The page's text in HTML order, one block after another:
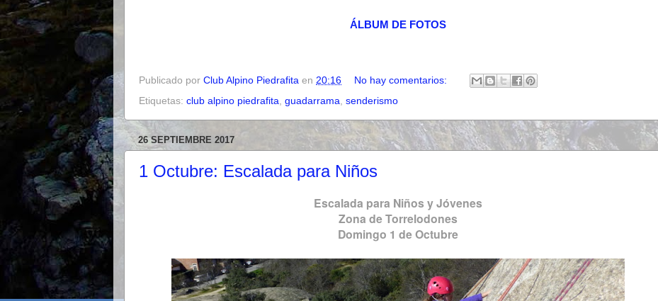
ÁLBUM DE FOTOS
Publicado por Club Alpino Piedrafita en 20:16
No hay comentarios:
Etiquetas: club alpino piedrafita guadarrama senderismo
26 SEPTIEMBRE 2017
1 Octubre: Escalada para Niños
Escalada para Niños y Jóvenes
Zona de Torrelodones
Domingo 1 de Octubre